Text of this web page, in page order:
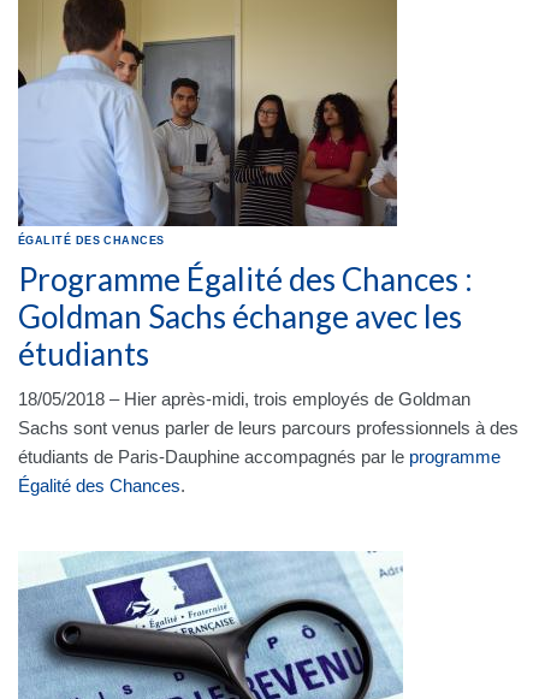
ÉGALITÉ DES CHANCES
Programme Égalité des Chances :
Goldman Sachs échange avec les
étudiants
18/05/2018 – Hier après-midi, trois employés de Goldman
Sachs sont venus parler de leurs parcours professionnels à des
étudiants de Paris-Dauphine accompagnés par le programme
Égalité des Chances.